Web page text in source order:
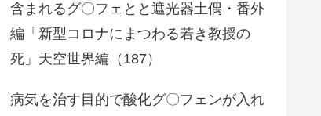
含まれるグ〇フェとと遮光器土偶・番外
編「新型コロナにまつわる若き教授の
死」天空世界編（187）
病気を治す目的で酸化グ〇フェンが入れ